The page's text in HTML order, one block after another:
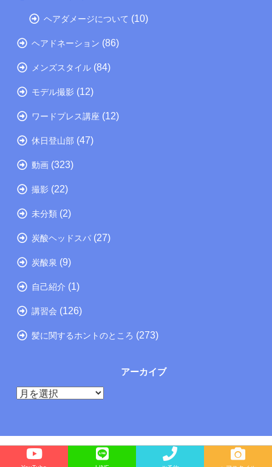
ヘアダメージについて (10)
ヘアドネーション (86)
メンズスタイル (84)
モデル撮影 (12)
ワードプレス講座 (12)
休日登山部 (47)
動画 (323)
撮影 (22)
未分類 (2)
炭酸ヘッドスパ (27)
炭酸泉 (9)
自己紹介 (1)
講習会 (126)
髪に関するホントのところ (273)
アーカイブ
ア
ブ
Copyright©
たつの市の美容院メーカー講師が教えるぺったんこ髪の解決方法ブログ, 2025 All